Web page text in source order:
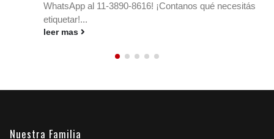
etiquetas VOID de alta seguridad....
leer mas